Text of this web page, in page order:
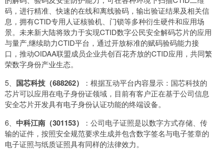
码，进行精准、快速的在线和离线验码，输出验证结果及相关信
息，拥有CTID专用人证核验机、门锁等多种衍生硬件和应用场
景。未来新大陆将致力于实现CTID数字公民安全解码芯片的应用
与量产,继续助力CTID平台，通过开放标准的赋码验码能力接
口，推动OIDAA联盟成员企业共创百花齐放的CTID应用，共同繁
荣数字身份产业生态。
5、 国芯科技（688262）
：根据互动平台内容显示：国芯科技的
芯片可以应用在电子身份证领域，目前有客户正在基于公司信息
安全芯片开发具有电子身份认证功能的终端设备。
6、 中科江南（301153）
：公司电子证照是以数字方式存储、传
输的证件，按照安全规范要求生成并包含数字签名与电子签章的
电子证照与纸质证照具有同样的法律效力。